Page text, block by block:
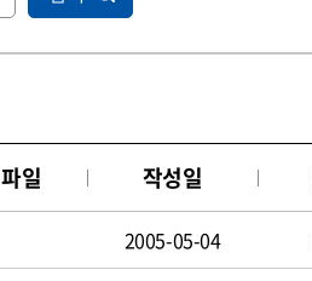
파일 작성일
2005-05-04